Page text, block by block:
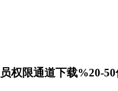
限通道下载%20-50